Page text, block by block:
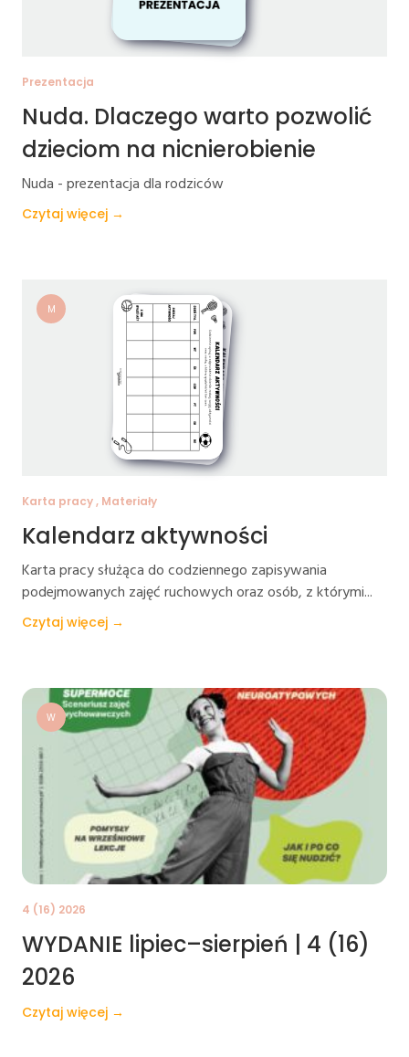
Prezentacja
Nuda. Dlaczego warto pozwolić
dzieciom na nicnierobienie
Nuda - prezentacja dla rodziców
Czytaj więcej →
M
Karta pracy , Materiały
Kalendarz aktywności
Karta pracy służąca do codziennego zapisywania
podejmowanych zajęć ruchowych oraz osób, z którymi...
Czytaj więcej →
W
4 (16) 2026
WYDANIE lipiec–sierpień | 4 (16)
2026
Czytaj więcej →